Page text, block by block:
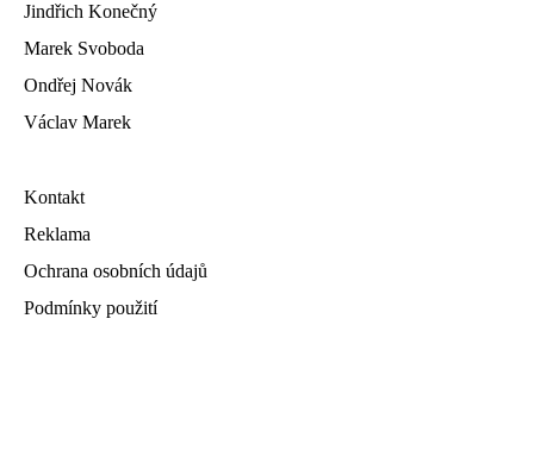
Jindřich Konečný
Marek Svoboda
Ondřej Novák
Václav Marek
Kontakt
Reklama
Ochrana osobních údajů
Podmínky použití